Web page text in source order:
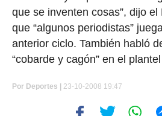
que se inventen cosas”, dijo
que “algunos periodistas”
anterior ciclo. También habló
“cobarde y cagón” en el plantel
Por Deportes | 23-10-2008 19:47